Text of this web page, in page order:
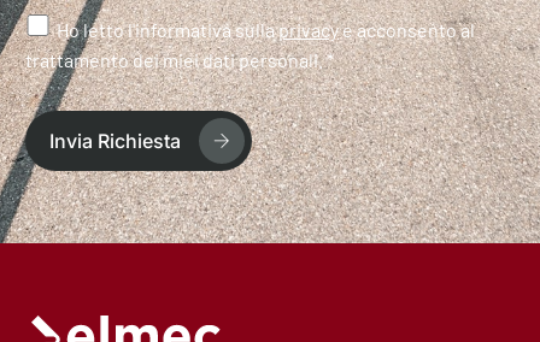
Ho letto l'informativa sullaprivacye acconsento al
trattamento dei miei dati personali. *
Invia Richiesta